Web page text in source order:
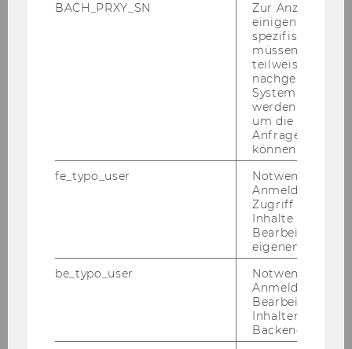
Online_Appendix_Reforming_Inter
national_Investment_Agreements
__Econ_of_Transition.pdf
(PDF
BACH_PRXY_SN
Zur Anzeige von
einigen WU-
spezifischen
müssen
teilweise von
nachgelagerten
System
werden.
um die Antwort
Anfrage
können.
fe_typo_user
Notwendig für
Anmeldung und
Zugriff auf
Inhalte oder zur
Bearbeitung des
eigenen Profils.
be_typo_user
Notwendig für
Anmeldung und
Bearbeitung von
Inhalten im
Backend.